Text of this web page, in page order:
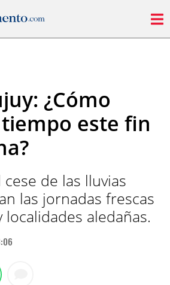
¿Cómo
este fin
de las lluvias
las jornadas frescas
localidades aledañas.